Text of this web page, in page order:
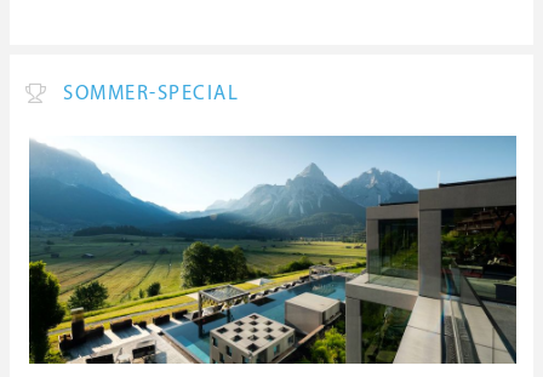
SOMMER-SPECIAL